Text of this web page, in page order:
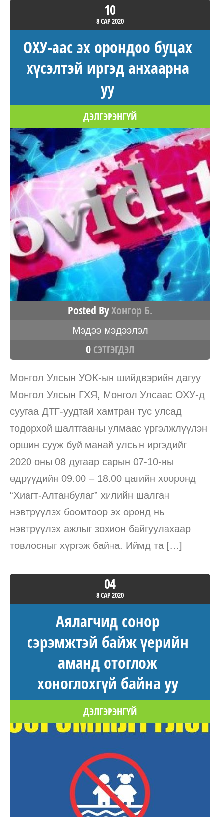
10
8 САР2020
ОХУ-аас эх орондоо буцах
хүсэлтэй иргэд анхаарна
уу
ДЭЛГЭРЭНГҮЙ
Posted ByХонгор Б.
Мэдээ мэдээлэл
0 СЭТГЭГДЭЛ
Монгол Улсын УОК-ын шийдвэрийн дагуу
Монгол Улсын ГХЯ, Монгол Улсаас ОХУ-д
суугаа ДТГ-уудтай хамтран тус улсад
тодорхой шалтгааны улмаас үргэлжлүүлэн
оршин сууж буй манай улсын иргэдийг
2020 оны 08 дугаар сарын 07-10-ны
өдрүүдийн 09.00 – 18.00 цагийн хооронд
“Хиагт-Алтанбулаг” хилийн шалган
нэвтрүүлэх боомтоор эх оронд нь
нэвтрүүлэх ажлыг зохион байгуулахаар
товлосныг хүргэж байна. Иймд та […]
04
8 САР2020
Аялагчид сонор
сэрэмжтэй байж үерийн
аманд отоглож
хоноглохгүй байна уу
ДЭЛГЭРЭНГҮЙ